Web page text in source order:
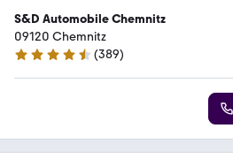
S&D Automobile Chemnitz
09120 Chemnitz
4.7 Sterne
(389)